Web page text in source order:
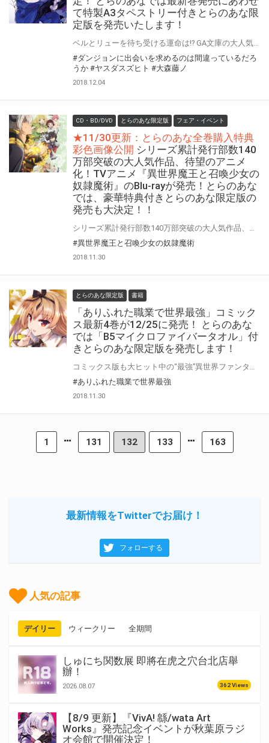
て特製A3タペストリー付きとらのあな限
定版を発売いたします！
#ダンジョンに出会いを求めるのは間違っているだろ
うか #ヤスダスズヒト #大森藤ノ
2018.12.04
CD・BD/DVD とらのあな限定版 フェア・イベント
★11/30更新：とらのあな全巻購入特典
彩色画像公開 シリーズ累計発行部数140
万部突破の大人気作品、待望のアニメ
化！TVアニメ『異世界魔王と召喚少女の
奴隷魔術』のBlu-rayが発売！とらのあな
では、豪華特典付きとらのあな限定版の
発売も大決定！！
#異世界魔王と召喚少女の奴隷魔術
2018.11.30
とらのあな限定版 書籍
「ありふれた職業で世界最強」コミック
ス最新4巻が12/25に発売！ とらのあな
では「B5マイクロファイバータオル」付
きとらのあな限定版を発売します！
#ありふれた職業で世界最強
2018.11.30
1 131 132 133 163
最新情報をTwitterでお届け！
フォローする
人気の記事
デイリー ウィークリー 全期間
しゅにち関数展 即將在虎之穴台北店舉
辦！
2026.08.07 362 Views
【8/9 更新】『VivA! 緜/wata Art
Works』発売記念イベントが秋葉原ラジ
オ会館で開催決定！